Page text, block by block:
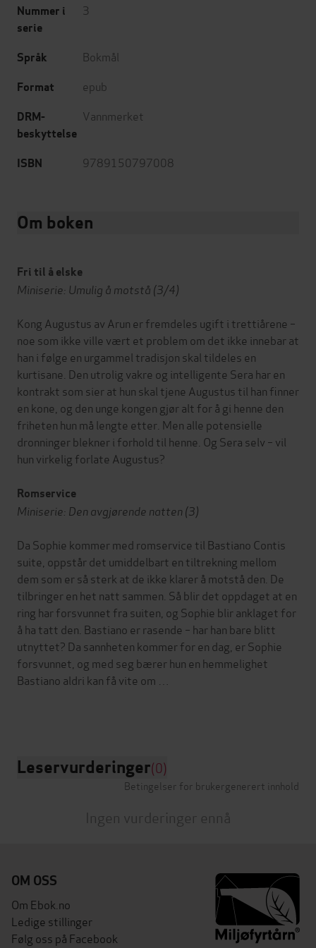
Nummer i
serie
3
Språk Bokmål
Format epub
DRM-
beskyttelse
Vannmerket
ISBN 9789150797008
Om boken
Fri til å elske
Miniserie: Umulig å motstå (3/4)
Kong Augustus av Arun er fremdeles ugift i trettiårene –
noe som ikke ville vært et problem om det ikke innebar at
han i følge en urgammel tradisjon skal tildeles en
kurtisane. Den utrolig vakre og intelligente Sera har en
kontrakt som sier at hun skal tjene Augustus til han finner
en kone, og den unge kongen gjør alt for å gi henne den
friheten hun må lengte etter. Men alle potensielle
dronninger blekner i forhold til henne. Og Sera selv – vil
hun virkelig forlate Augustus?
Romservice
Miniserie: Den avgjørende natten (3)
Da Sophie kommer med romservice til Bastiano Contis
suite, oppstår det umiddelbart en tiltrekning mellom
dem som er så sterk at de ikke klarer å motstå den. De
tilbringer en het natt sammen. Så blir det oppdaget at en
ring har forsvunnet fra suiten, og Sophie blir anklaget for
å ha tatt den. Bastiano er rasende – har han bare blitt
utnyttet? Da sannheten kommer for en dag, er Sophie
forsvunnet, og med seg bærer hun en hemmelighet
Bastiano aldri kan få vite om …
Leservurderinger(0)
Betingelser for brukergenerert innhold
Ingen vurderinger ennå
OM OSS
Om Ebok.no
Ledige stillinger
Følg oss på Facebook